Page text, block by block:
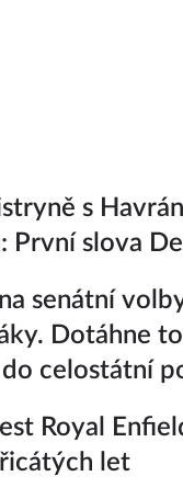
s
První slova
senátní
Dotáhne
do celostátní
Royal
let